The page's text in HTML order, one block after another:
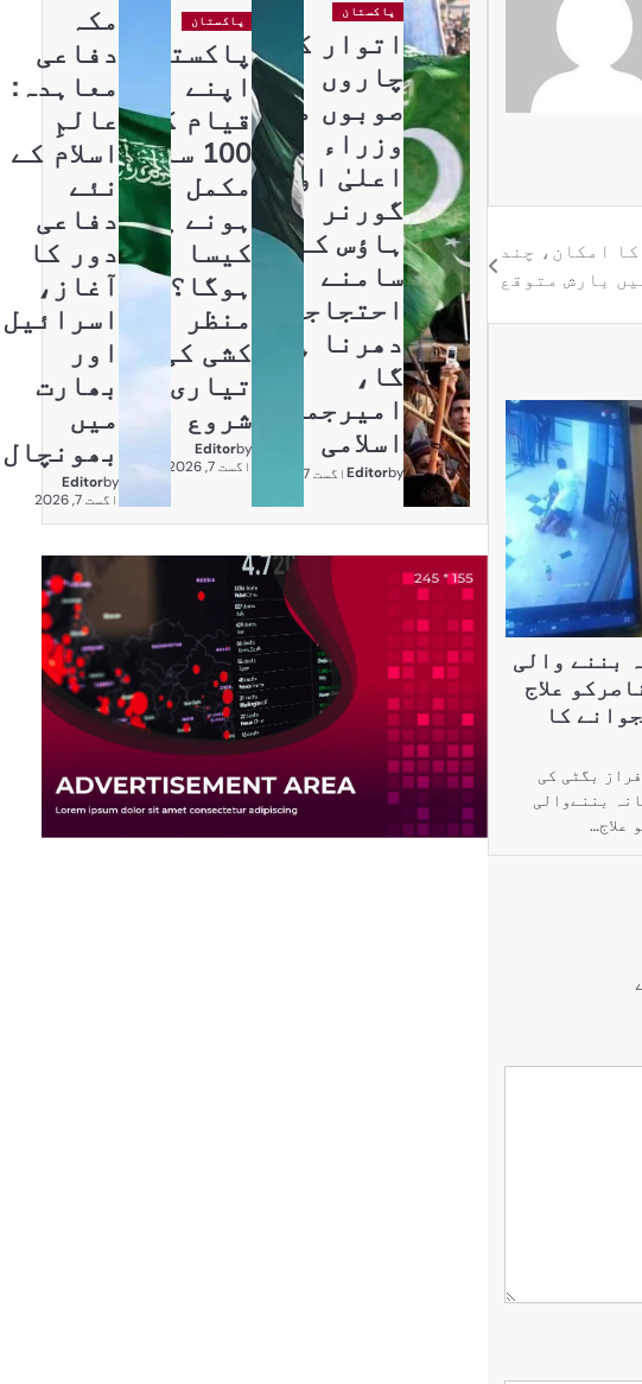
امکان، چند
بارش متوقع
بننے والی
علاج
کا
بگٹی کی
بننےوالی
علاج…
پاکستان
اتوار کو
چاروں
صوبوں میں
وزراء
اعلیٰ اور
گورنر
ہاؤس کے
سامنے
احتجاجی
دھرنا ہو
گا،
امیرجماعت
اسلامی
by
Editorاگست 7, 2026
پاکستان
پاکستان
اپنے
قیام کے
100 سال
مکمل
ہونے پر
کیسا
ہوگا؟
منظر
کشی کی
تیاری
شروع
by
Editor
اگست 7, 2026
مکہ
دفاعی
معاہدہ:
عالمِ
اسلام کے
نئے
دفاعی
دور کا
آغاز،
اسرائیل
اور
بھارت
میں
بھونچال
by
Editor
اگست 7, 2026